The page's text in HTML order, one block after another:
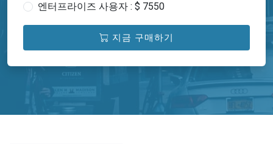
엔터프라이즈 사용자 : $ 7550
지금 구매하기